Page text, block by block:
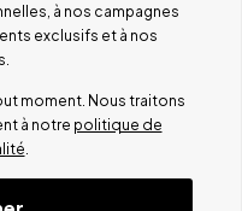
à nos campagnes
exclusifs et à nos
moment. Nous traitons
à notre politique de